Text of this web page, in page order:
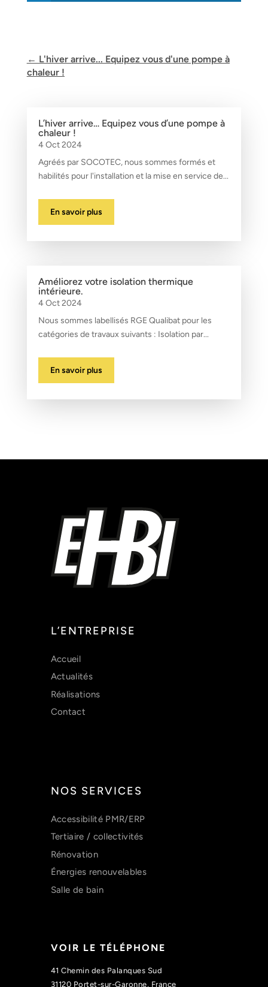
← L'hiver arrive... Equipez vous d'une pompe à
chaleur !
L’hiver arrive… Equipez vous d’une pompe à
chaleur !
4 Oct 2024
Agréés par SOCOTEC, nous sommes formés et
habilités pour l'installation et la mise en service de...
En savoir plus
Améliorez votre isolation thermique
intérieure.
4 Oct 2024
Nous sommes labellisés RGE Qualibat pour les
catégories de travaux suivants : Isolation par...
En savoir plus
L’ENTREPRISE
Accueil
Actualités
Réalisations
Contact
NOS SERVICES
Accessibilité PMR/ERP
Tertiaire / collectivités
Rénovation
Énergies renouvelables
Salle de bain
VOIR LE TÉLÉPHONE
41 Chemin des Palanques Sud
31120 Portet-sur-Garonne, France